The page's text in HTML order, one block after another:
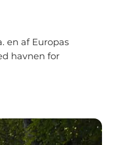
en af Europas
havnen for